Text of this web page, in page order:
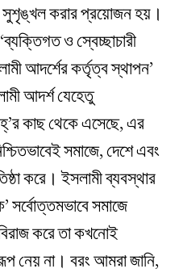
সুশৃঙ্খল করার প্রয়োজন হয়।
ও স্বেচ্ছাচারী
আদর্শের কর্তৃত্ব স্থাপন’
আদর্শ যেহেতু
কাছ থেকে এসেছে, এর
সমাজে, দেশে এবং
করে। ইসলামী ব্যবস্থার
সর্বোত্তমভাবে সমাজে
করে তা কখনোই
নেয় না। বরং আমরা জানি,